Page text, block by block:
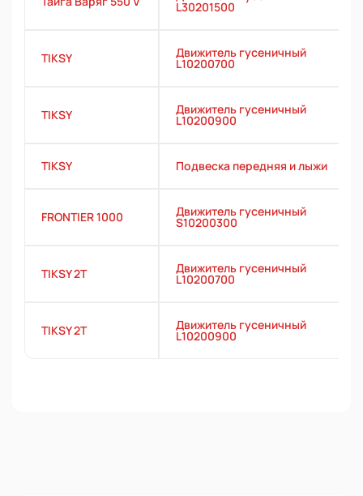
L30201500
TIKSY Движитель гусеничный
L10200700
TIKSY Движитель гусеничный
L10200900
TIKSY Подвеска передняя и лыжи
FRONTIER 1000 Движитель гусеничный
S10200300
TIKSY 2T Движитель гусеничный
L10200700
TIKSY 2T Движитель гусеничный
L10200900